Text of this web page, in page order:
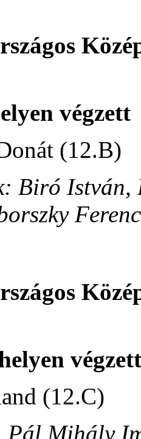
végzett
(12.B)
Biró István,
Ferenc
végzett
(12.C)
Pál Mihály